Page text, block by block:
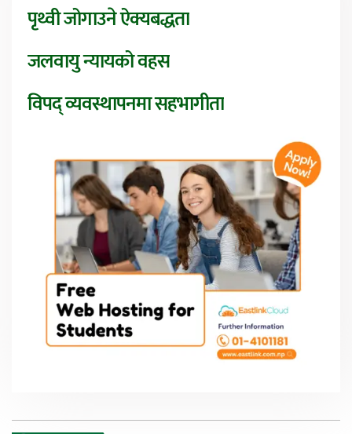
पृथ्वी जोगाउने ऐक्यबद्धता
जलवायु न्यायको वहस
विपद् व्यवस्थापनमा सहभागीता